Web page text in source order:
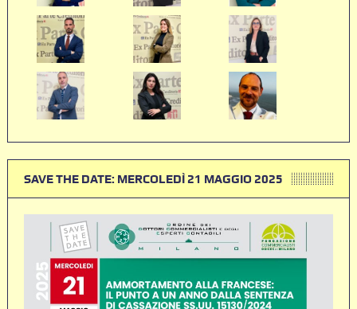
SAVE THE DATE: MERCOLEDÌ 21 MAGGIO 2025